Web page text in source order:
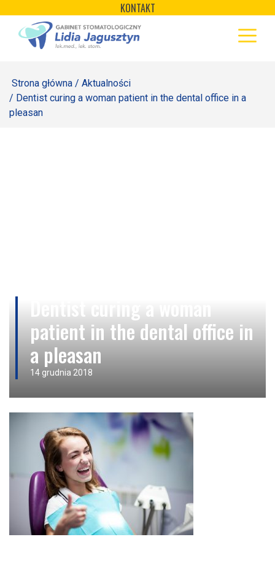
content
KONTAKT ×
STRONA GŁÓWNA
REJESTRACJA
GALERIA
Strona główna / Aktualności
/ Dentist curing a woman patient in the dental office in a
pleasan
Dentist curing a woman
patient in the dental office in
a pleasan
14 grudnia 2018